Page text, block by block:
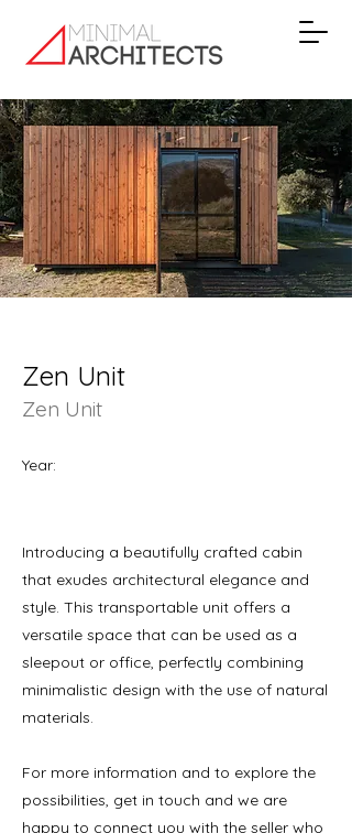
Zen Unit
Zen Unit
Year:
Introducing a beautifully crafted cabin
that exudes architectural elegance and
style. This transportable unit offers a
versatile space that can be used as a
sleepout or office, perfectly combining
minimalistic design with the use of natural
materials.
For more information and to explore the
possibilities, get in touch and we are
happy to connect you with the seller who